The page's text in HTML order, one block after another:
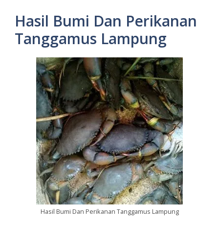
Hasil Bumi Dan Perikanan
Tanggamus Lampung
Hasil Bumi Dan Perikanan Tanggamus Lampung